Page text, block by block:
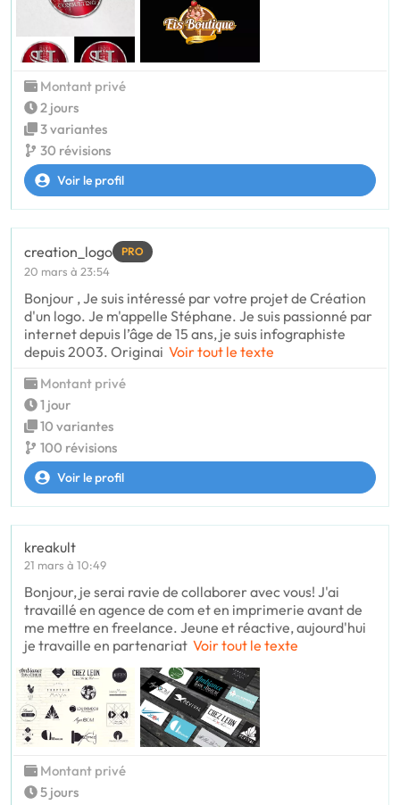
Montant privé
2 jours
3 variantes
30 révisions
Voir le profil
creation_logo PRO
20 mars à 23:54
Bonjour , Je suis intéressé par votre projet de Création
d'un logo. Je m'appelle Stéphane. Je suis passionné par
internet depuis l’âge de 15 ans, je suis infographiste
depuis 2003. Originai Voir tout le texte
Montant privé
1 jour
10 variantes
100 révisions
Voir le profil
kreakult
21 mars à 10:49
Bonjour, je serai ravie de collaborer avec vous! J'ai
travaillé en agence de com et en imprimerie avant de
me mettre en freelance. Jeune et réactive, aujourd'hui
je travaille en partenariat Voir tout le texte
Montant privé
5 jours